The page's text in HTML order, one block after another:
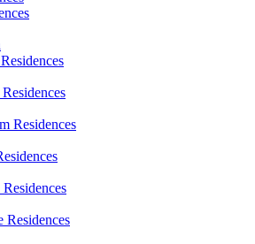
Residences
Residences
Residences